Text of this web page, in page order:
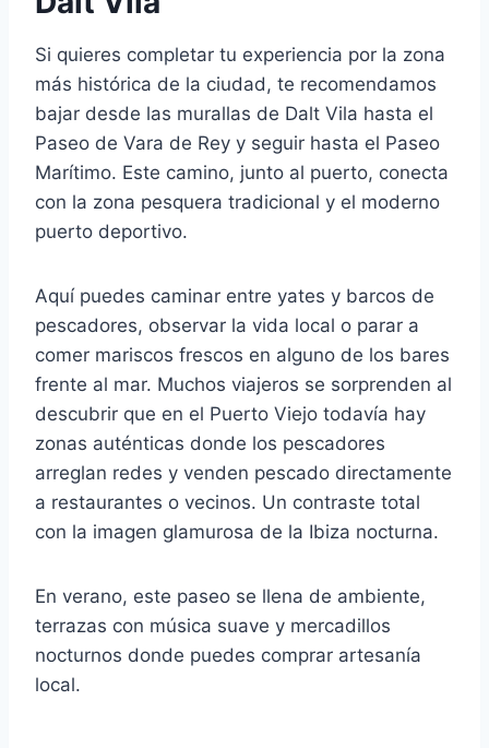
Si quieres completar tu experiencia por la zona
más histórica de la ciudad, te recomendamos
bajar desde las murallas de Dalt Vila hasta el
Paseo de Vara de Rey y seguir hasta el Paseo
Marítimo. Este camino, junto al puerto, conecta
con la zona pesquera tradicional y el moderno
puerto deportivo.
Aquí puedes caminar entre yates y barcos de
pescadores, observar la vida local o parar a
comer mariscos frescos en alguno de los bares
frente al mar. Muchos viajeros se sorprenden al
descubrir que en el Puerto Viejo todavía hay
zonas auténticas donde los pescadores
arreglan redes y venden pescado directamente
a restaurantes o vecinos. Un contraste total
con la imagen glamurosa de la Ibiza nocturna.
En verano, este paseo se llena de ambiente,
terrazas con música suave y mercadillos
nocturnos donde puedes comprar artesanía
local.